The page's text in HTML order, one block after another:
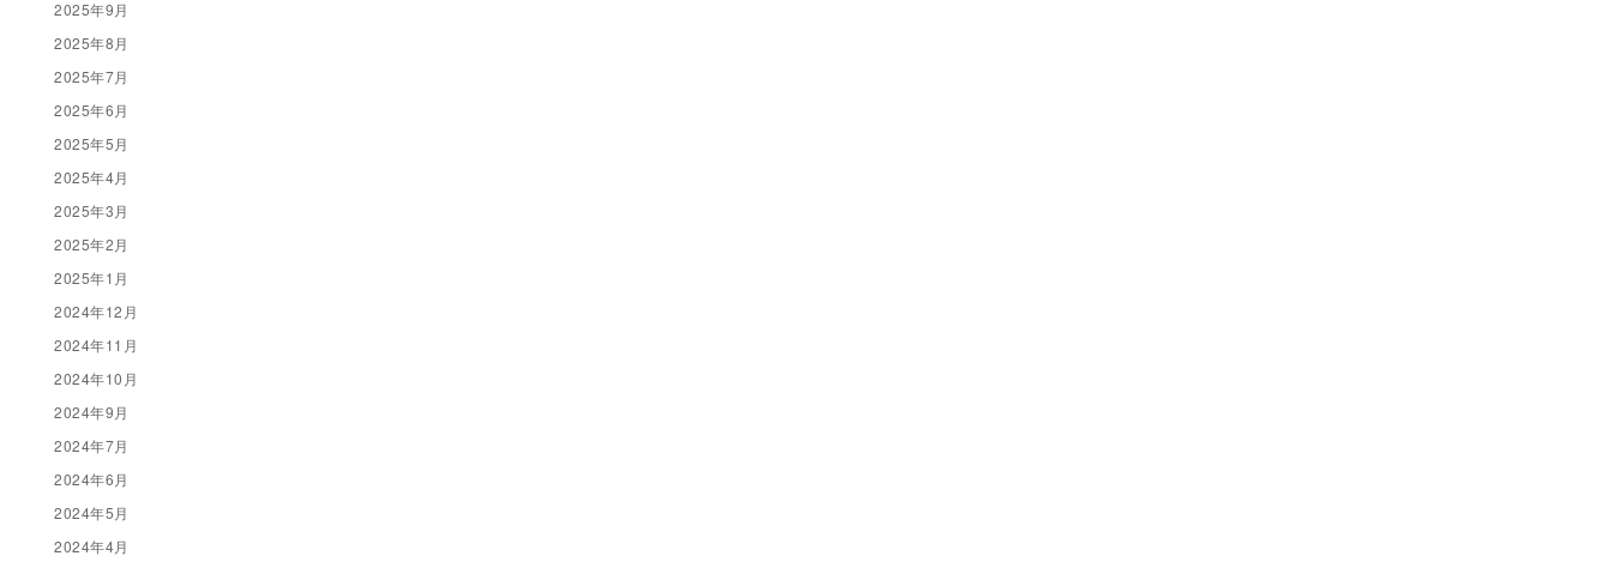
2025年9月
2025年8月
2025年7月
2025年6月
2025年5月
2025年4月
2025年3月
2025年2月
2025年1月
2024年12月
2024年11月
2024年10月
2024年9月
2024年7月
2024年6月
2024年5月
2024年4月